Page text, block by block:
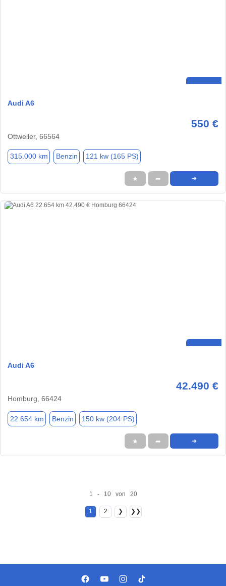
Audi A6
550 €
Ottweiler, 66564
315.000 km Benzin 121 kw (165 PS)
★ ➦ ➜
Audi A6
42.490 €
Homburg, 66424
22.654 km Benzin 150 kw (204 PS)
★ ➦ ➜
1 - 10 von 20
1 2 ❯ ❯❯